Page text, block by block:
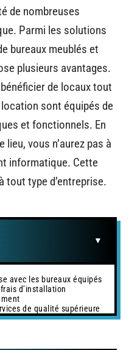
de nombreuses
Parmi les solutions
bureaux meublés et
plusieurs avantages.
de locaux tout
sont équipés de
et fonctionnels. En
vous n’aurez pas à
informatique. Cette
tout type d’entreprise.
avec les bureaux équipés
d’installation
de qualité supérieure